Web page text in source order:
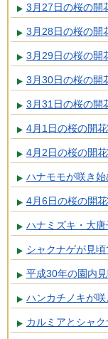
3月27日の桜の開
3月28日の桜の開
3月29日の桜の開
3月30日の桜の開
3月31日の桜の開
4月1日の桜の開
4月2日の桜の開
ハナモモが咲き始
4月6日の桜の開
ハナミズキ・大唐
シャクナゲが見頃
平成30年の園内
ハンカチノキが咲
カルミアとシャク